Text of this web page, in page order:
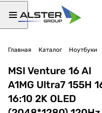
Главная Каталог Ноутбуки
MSI Venture 16 AI
A1MG Ultra7 155H
16:10 2K OLED